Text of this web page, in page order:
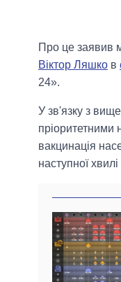
Про це заявив
Віктор Ляшко в
24».
У зв'язку з
вакцинація
наступної